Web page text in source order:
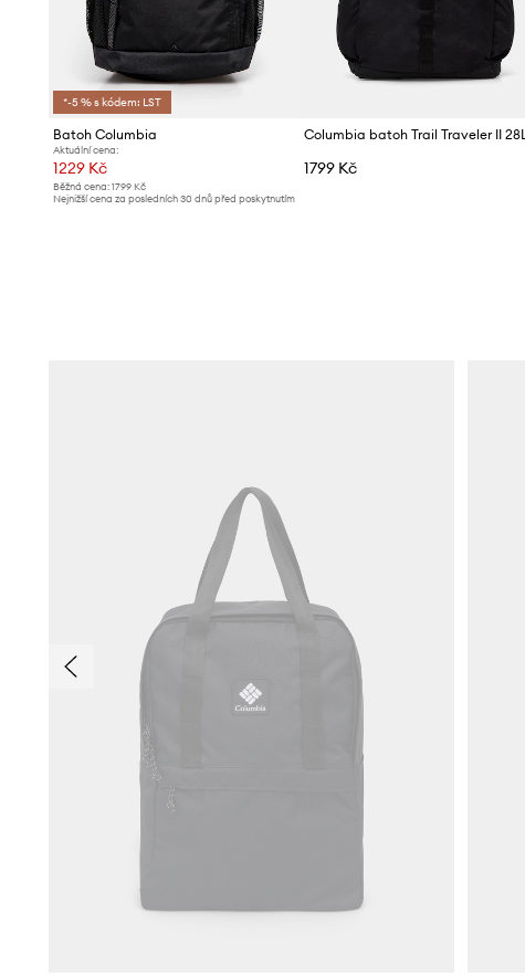
*-5 % s kódem: LST
Batoh Columbia
Aktuální cena:
1229 Kč
Běžná cena: 1799 Kč
Nejnižší cena za posledních 30 dnů před poskytnutím
Columbia batoh Trail Traveler II 28L
1799 Kč